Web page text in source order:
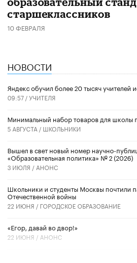
старшеклассников
10 ФЕВРАЛЯ
НОВОСТИ
​Яндекс обучил более 20 тысяч учителей
09:57 /УЧИТЕЛЯ
Минимальный набор товаров для школы
5 АВГУСТА / ШКОЛЬНИКИ
Вышел в свет новый номер научно-
«Образовательная политика» № 2 (2026)
3 ИЮЛЯ / АНОНС
Школьники и студенты Москвы почтили
Отечественной войны
22 ИЮНЯ / ГОРОДСКОЕ ОБРАЗОВАНИЕ
«Егор, давай во двор!»
22 ИЮНЯ / АНОНС